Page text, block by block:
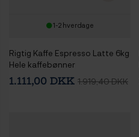
1-2 hverdage
Rigtig Kaffe Espresso Latte 6kg
Hele kaffebønner
1.111,00 DKK 1.919,40 DKK